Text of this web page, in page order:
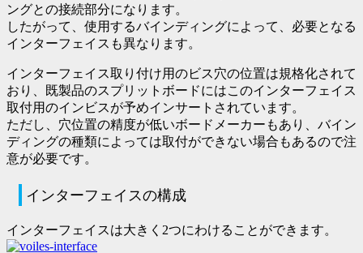
ングとの接続部分になります。
したがって、使用するバインディングによって、必要となる
インターフェイスも異なります。
インターフェイス取り付け用のビス穴の位置は規格化されて
おり、既製品のスプリットボードにはこのインターフェイス
取付用のインビスが予めインサートされています。
ただし、 穴位置の精度が低いボードメーカーもあり
、バイン
ディングの種類によっては取付ができない場合もあるので注
意が必要です。
インターフェイスの構成
インターフェイスは大きく2つにわけることができます。